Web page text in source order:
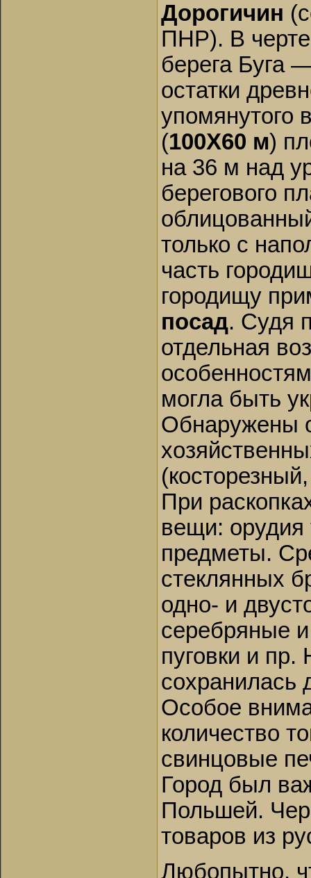
Дорогичин
ПНР). В черте
берега Буга
остатки
упомянутого
(100X60 м)
на 36 м над
берегового
только с
часть
городищу
посад. Судя
отдельная
могла быть
Обнаружены
При
вещи:
предметы.
стеклянных
одно- и
серебряные
пуговки и пр.
сохранилась
Особое
количество
свинцовые
Город был
Польшей.
товаров из
Любопытно,